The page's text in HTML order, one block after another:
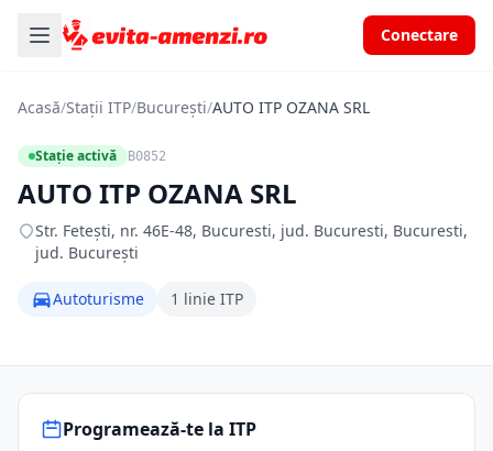
Conectare
Acasă/Stații ITP/București/AUTO ITP OZANA SRL
Stație activă B0852
AUTO ITP OZANA SRL
Str. Feteşti, nr. 46E-48, Bucuresti, jud. Bucuresti, Bucuresti,
jud. București
Autoturisme 1 linie ITP
Programează-te la ITP